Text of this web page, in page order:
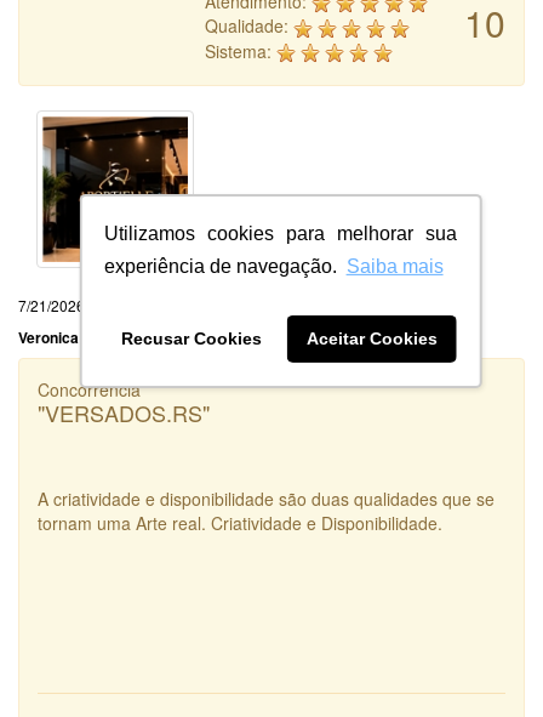
Utilizamos cookies para melhorar sua
experiência de navegação. Saiba mais
Recusar Cookies Aceitar Cookies
10
Qualidade:
Sistema:
7/21/2026
Veronica Portela da Silva
Concorrência
"VERSADOS.RS"
A criatividade e disponibilidade são duas qualidades que se
tornam uma Arte real. Criatividade e Disponibilidade.